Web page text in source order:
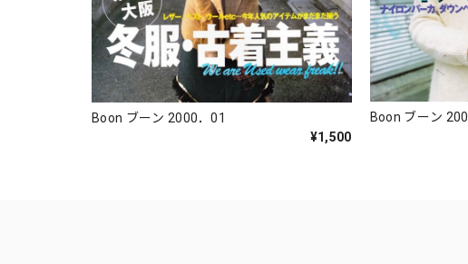
Boon ブーン 2000．01
¥1,500
Boon ブーン